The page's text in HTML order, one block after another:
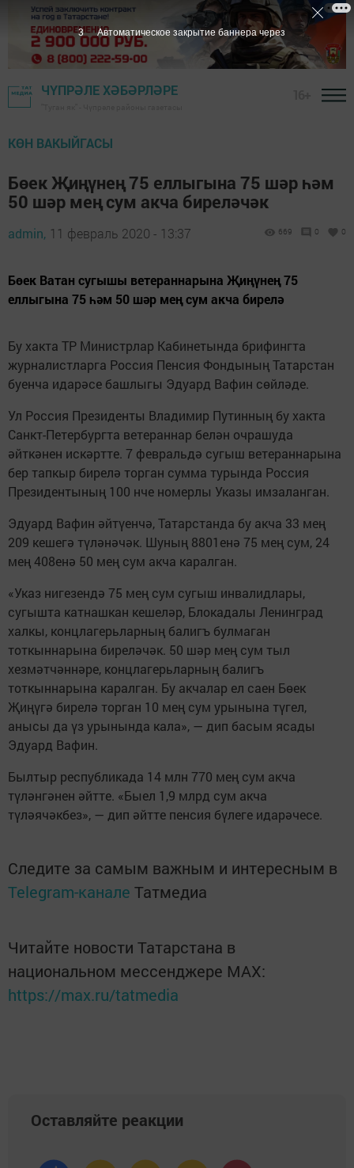
ЧҮПРӘЛЕ ХӘБӘРЛӘРЕ
КӨН ВАКЫЙГАСЫ
Бөек Җиңүнең 75 еллыгына 75 шәр һәм
50 шәр мең сум акча биреләчәк
admin, 11 февраль 2020 - 13:37 669 0 0
Бөек Ватан сугышы ветераннарына Җиңүнең 75
еллыгына 75 һәм 50 шәр мең сум акча бирелә
Бу хакта ТР Министрлар Кабинетында брифингта
журналистларга Россия Пенсия Фондының Татарстан
буенча идарәсе башлыгы Эдуард Вафин сөйләде.
Ул Россия Президенты Владимир Путинның бу хакта
Санкт-Петербургта ветераннар белән очрашуда
әйткәнен искәртте. 7 февральдә сугыш ветераннарына
бер тапкыр бирелә торган сумма турында Россия
Президентының 100 нче номерлы Указы имзаланган.
Эдуард Вафин әйтүенчә, Татарстанда бу акча 33 мең
209 кешегә түләнәчәк. Шуның 8801енә 75 мең сум, 24
мең 408енә 50 мең сум акча каралган.
«Указ нигезендә 75 мең сум сугыш инвалидлары,
сугышта катнашкан кешеләр, Блокадалы Ленинград
халкы, концлагерьларның балигъ булмаган
тоткыннарына биреләчәк. 50 шәр мең сум тыл
хезмәтчәннәре, концлагерьларның балигъ
тоткыннарына каралган. Бу акчалар ел саен Бөек
Җиңүгә бирелә торган 10 мең сум урынына түгел,
анысы да үз урынында кала», — дип басым ясады
Эдуард Вафин.
Былтыр республикада 14 млн 770 мең сум акча
түләнгәнен әйтте. «Быел 1,9 млрд сум акча
түләячәкбез», — дип әйтте пенсия бүлеге идарәчесе.
Следите за самым важным и интересным в
Telegram-канале Татмедиа
Читайте новости Татарстана в
национальном мессенджере MАХ:
https://max.ru/tatmedia
Оставляйте реакции
2 Автоматическое закрытие баннера через